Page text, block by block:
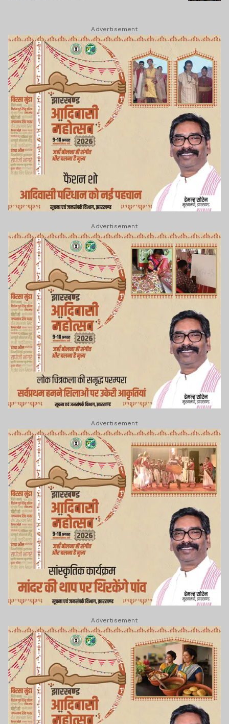
Advertisement
Advertisement
Advertisement
Advertisement